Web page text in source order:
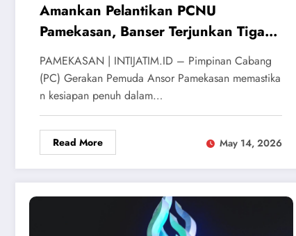
Amankan Pelantikan PCNU
Pamekasan, Banser Terjunkan Tiga
Peleton Personel
​PAMEKASAN | INTIJATIM.ID – Pimpinan Cabang
(PC) Gerakan Pemuda Ansor Pamekasan memastika
n kesiapan penuh dalam…
Read More May 14, 2026